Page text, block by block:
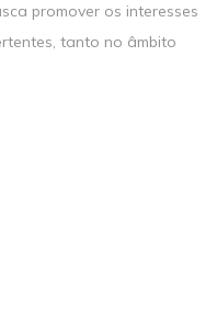
promover os interesses
tanto no âmbito